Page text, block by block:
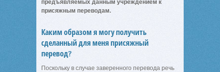
предъявляемых данным учреждением к
присяжным переводам.
Каким образом я могу получить
сделанный для меня присяжный
перевод?
Поскольку в случае заверенного перевода речь